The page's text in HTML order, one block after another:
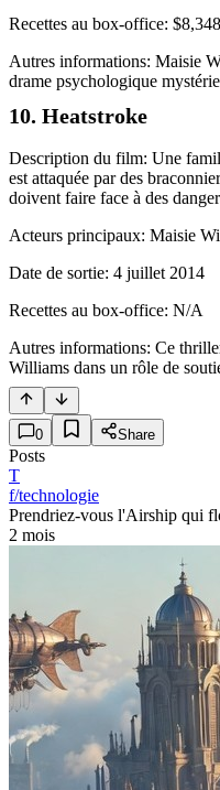
Recettes au box-office: $8,348
Autres informations: Maisie
drame psychologique
10. Heatstroke
Description du film: Une
est attaquée par des
doivent faire face à des
Acteurs principaux: Maisie
Date de sortie: 4 juillet 2014
Recettes au box-office: N/A
Autres informations: Ce
Williams dans un rôle de
0 Share
Posts
T
f/technologie
Prendriez-vous l'Airship qui
2 mois